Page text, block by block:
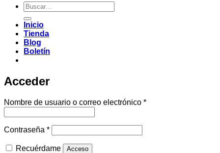
Buscar
por:
Inicio
Tienda
Blog
Boletín
Acceder
Nombre de usuario o correo electrónico *Obligatorio
Contraseña *Obligatorio
Recuérdame Acceso